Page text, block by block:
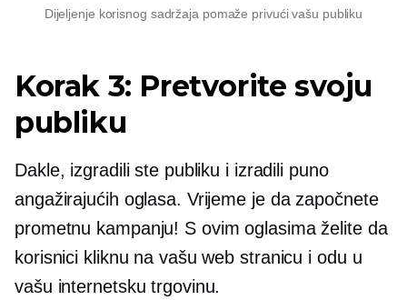
Dijeljenje korisnog sadržaja pomaže privući vašu publiku
Korak 3: Pretvorite svoju
publiku
Dakle, izgradili ste publiku i izradili puno
angažirajućih oglasa. Vrijeme je da započnete
prometnu kampanju! S ovim oglasima želite da
korisnici kliknu na vašu web stranicu i odu u
vašu internetsku trgovinu.